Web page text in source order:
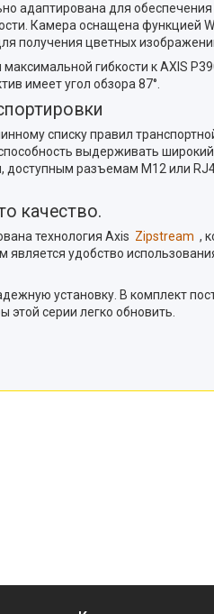
адаптирована для
Камера оснащена функцией
получения цветных
гибкости к AXIS
имеет угол обзора 87°.
списку правил
выдерживать
доступным разъемам M12 или
качество.
технология Axis Zipstream ,
является удобство
установку. В комплект
этой серии легко обновить.